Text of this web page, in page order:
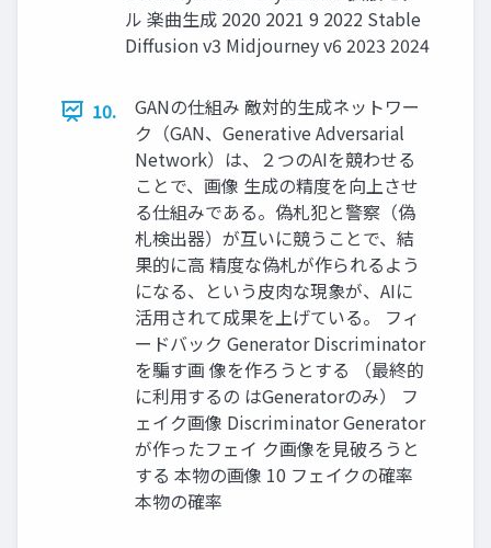
ル 楽曲生成 2020 2021 9 2022 Stable
Diffusion v3 Midjourney v6 2023 2024
10.
GANの仕組み 敵対的生成ネットワー
ク（GAN、Generative Adversarial
Network）は、２つのAIを競わせる
ことで、画像 生成の精度を向上させ
る仕組みである。偽札犯と警察（偽
札検出器）が互いに競うことで、結
果的に高 精度な偽札が作られるよう
になる、という皮肉な現象が、AIに
活用されて成果を上げている。 フィ
ードバック Generator Discriminator
を騙す画 像を作ろうとする （最終的
に利用するの はGeneratorのみ） フ
ェイク画像 Discriminator Generator
が作ったフェイ ク画像を見破ろうと
する 本物の画像 10 フェイクの確率
本物の確率